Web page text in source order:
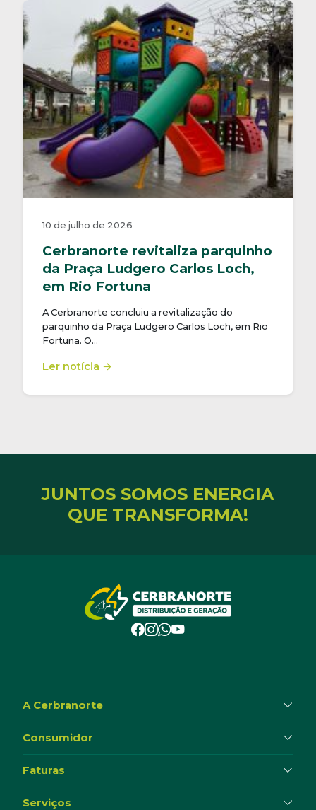
10 de julho de 2026
Cerbranorte revitaliza parquinho
da Praça Ludgero Carlos Loch,
em Rio Fortuna
A Cerbranorte concluiu a revitalização do
parquinho da Praça Ludgero Carlos Loch, em Rio
Fortuna. O…
Ler notícia →
JUNTOS SOMOS ENERGIA
QUE TRANSFORMA!
A Cerbranorte
Consumidor
Faturas
Serviços